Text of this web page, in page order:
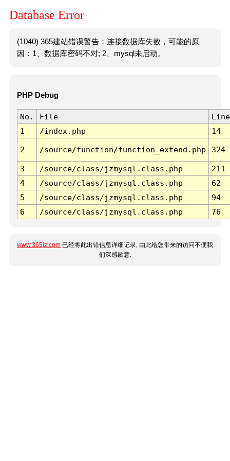
Database Error
(1040) 365建站错误警告：连接数据库失败，可能的原
因：1、数据库密码不对; 2、mysql未启动。
PHP Debug
No. File
Line
1
/index.php 14
2 /source/function/function_extend.php 324
3 /source/class/jzmysql.class.php
211
4
/source/class/jzmysql.class.php
62
5
/source/class/jzmysql.class.php
94
6
/source/class/jzmysql.class.php 76
www.365jz.com 已经将此出错信息详细记录, 由此给您带来的访问不便我
们深感歉意.